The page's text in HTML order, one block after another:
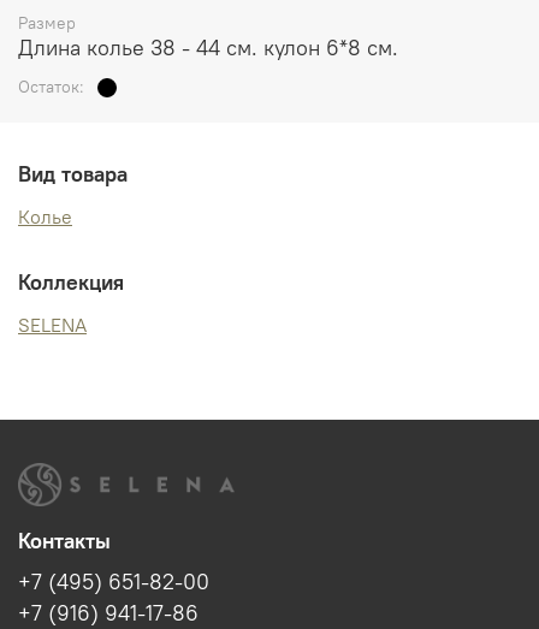
Размер
Длина колье 38 - 44 см. кулон 6*8 см.
Остаток:
Вид товара
Колье
Коллекция
SELENA
Контакты
+7 (495) 651-82-00
+7 (916) 941-17-86